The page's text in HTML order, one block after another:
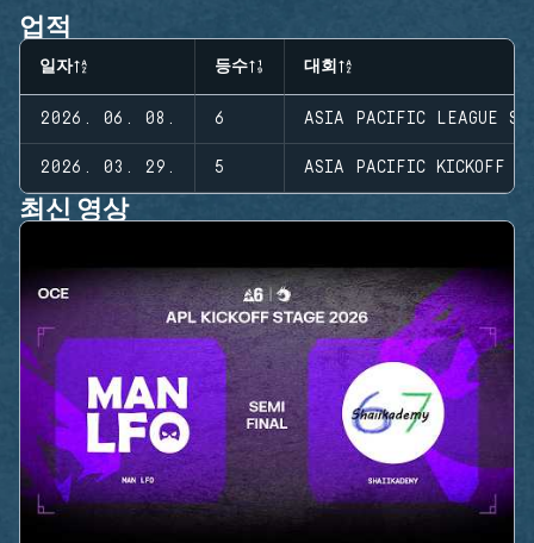
업적
일자 등수 대회
2026. 06. 08. 6 ASIA PACIFIC LEAGUE
2026. 03. 29. 5 ASIA PACIFIC KICKOFF -
최신 영상